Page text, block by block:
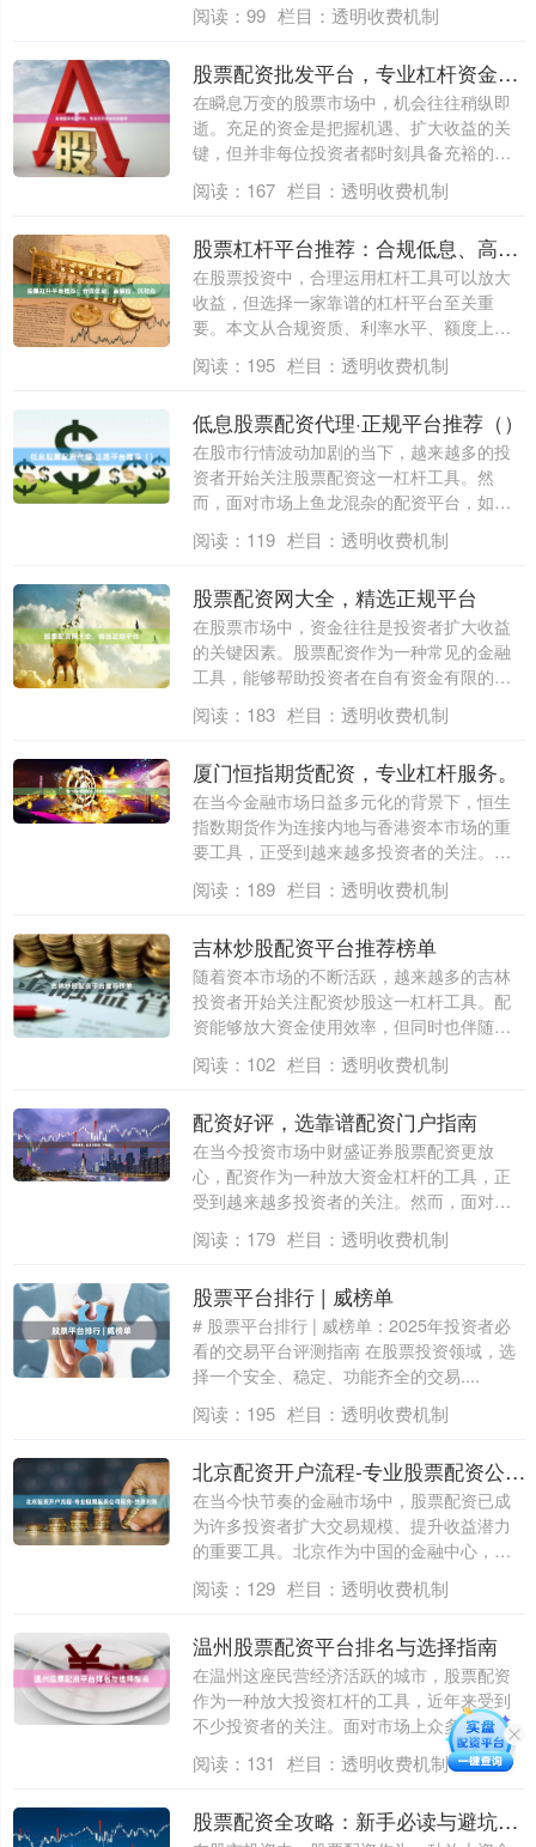
阅读： 99 栏目： 透明收费机制
股票配资批发平台，专业杠杆资金批发服务
在瞬息万变的股票市场中，机会往往稍纵即
逝。充足的资金是把握机遇、扩大收益的关
键，但并非每位投资者都时刻具备充裕的自
阅读： 167 栏目： 透明收费机制
股票杠杆平台推荐：合规低息、高额度、风控稳
在股票投资中，合理运用杠杆工具可以放大
收益，但选择一家靠谱的杠杆平台至关重
要。本文从合规资质、利率水平、额度上限
阅读： 195 栏目： 透明收费机制
低息股票配资代理·正规平台推荐（）
在股市行情波动加剧的当下，越来越多的投
资者开始关注股票配资这一杠杆工具。然
而，面对市场上鱼龙混杂的配资平台，如何
阅读： 119 栏目： 透明收费机制
股票配资网大全，精选正规平台
在股票市场中，资金往往是投资者扩大收益
的关键因素。股票配资作为一种常见的金融
工具，能够帮助投资者在自有资金有限的情
阅读： 183 栏目： 透明收费机制
厦门恒指期货配资，专业杠杆服务。
在当今金融市场日益多元化的背景下，恒生
指数期货作为连接内地与香港资本市场的重
要工具，正受到越来越多投资者的关注。厦
阅读： 189 栏目： 透明收费机制
吉林炒股配资平台推荐榜单
随着资本市场的不断活跃，越来越多的吉林
投资者开始关注配资炒股这一杠杆工具。配
资能够放大资金使用效率，但同时也伴随着
阅读： 102 栏目： 透明收费机制
配资好评，选靠谱配资门户指南
在当今投资市场中财盛证券股票配资更放
心，配资作为一种放大资金杠杆的工具，正
受到越来越多投资者的关注。然而，面对琳
阅读： 179 栏目： 透明收费机制
股票平台排行 | 威榜单
# 股票平台排行 | 威榜单：2025年投资者必
看的交易平台评测指南 在股票投资领域，选
择一个安全、稳定、功能齐全的交易....
阅读： 195 栏目： 透明收费机制
北京配资开户流程-专业股票配资公司服务-快速到账
在当今快节奏的金融市场中，股票配资已成
为许多投资者扩大交易规模、提升收益潜力
的重要工具。北京作为中国的金融中心，拥
阅读： 129 栏目： 透明收费机制
温州股票配资平台排名与选择指南
在温州这座民营经济活跃的城市，股票配资
作为一种放大投资杠杆的工具，近年来受到
不少投资者的关注。面对市场上众多配资平
阅读： 131 栏目： 透明收费机制
股票配资全攻略：新手必读与避坑指南